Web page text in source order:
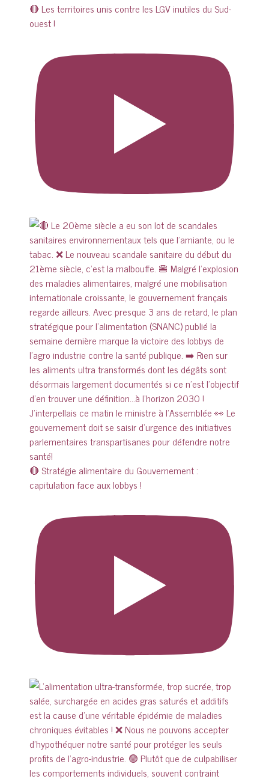
🔴 Les territoires unis contre les LGV inutiles du Sud-
ouest !
🔴 Stratégie alimentaire du Gouvernement :
capitulation face aux lobbys !